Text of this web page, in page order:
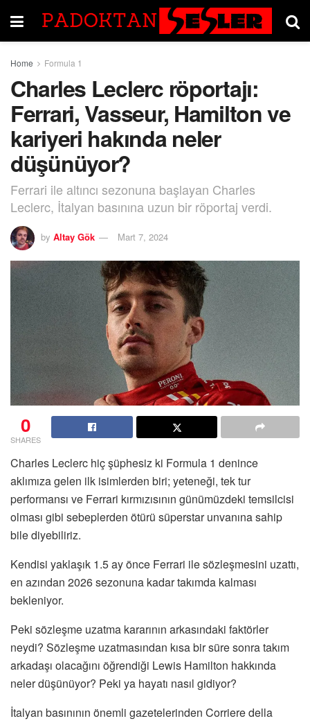
Home Formula 1
Charles Leclerc röportajı:
Ferrari, Vasseur, Hamilton ve
kariyeri hakında neler
düşünüyor?
Ferrari ile altıncı sezonuna başlayan Charles
Leclerc, İtalyan basınına uzun bir röportaj verdi.
by Altay Gök Mart 7, 2024
0
SHARES
Charles Leclerc hiç şüphesiz ki Formula 1 denince
aklımıza gelen ilk isimlerden biri; yeteneği, tek tur
performansı ve Ferrari kırmızısının günümüzdeki temsilcisi
olması gibi sebeplerden ötürü süperstar unvanına sahip
bile diyebiliriz.
Kendisi yaklaşık 1.5 ay önce Ferrari ile sözleşmesini uzattı,
en azından 2026 sezonuna kadar takımda kalması
bekleniyor.
Peki sözleşme uzatma kararının arkasındaki faktörler
neydi? Sözleşme uzatmasından kısa bir süre sonra takım
arkadaşı olacağını öğrendiği Lewis Hamilton hakkında
neler düşünüyor? Peki ya hayatı nasıl gidiyor?
İtalyan basınının önemli gazetelerinden Corriere della